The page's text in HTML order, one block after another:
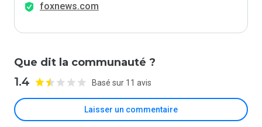
foxnews.com
Que dit la communauté ?
1.4 Basé sur 11 avis
Laisser un commentaire